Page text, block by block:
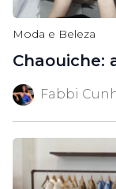
Moda e Beleza
Chaouiche:
Fabbi